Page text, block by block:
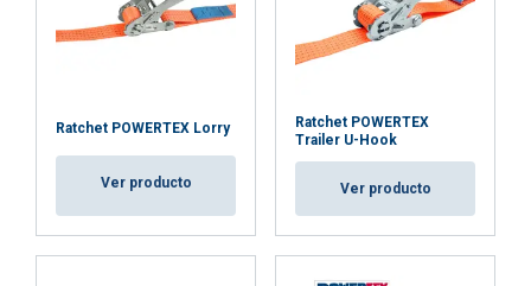
Ratchet POWERTEX Lorry
Ver producto
Ratchet POWERTEX
Trailer U-Hook
Ver producto